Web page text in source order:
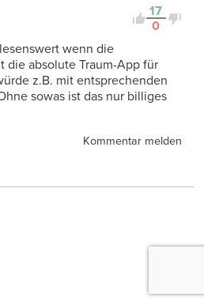
17
0
wenn die
die absolute Traum-App für
z.B. mit entsprechenden
sowas ist das nur billiges
Kommentar melden